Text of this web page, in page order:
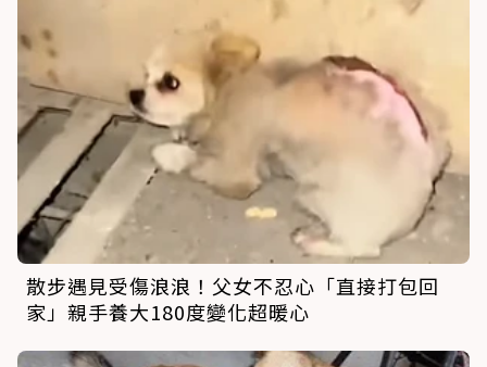
散步遇見受傷浪浪！父女不忍心「直接打包回
家」親手養大180度變化超暖心